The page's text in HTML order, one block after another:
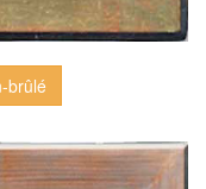
brûlé